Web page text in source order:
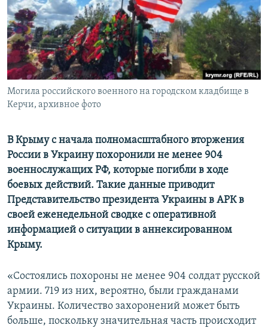
ПОБЕДИТЕЛЕЙ НЕ СУДЯТ?
КРЫМ.НЕПОКОРЕННЫЙ
ELIFBE
УКРАИНСКАЯ ПРОБЛЕМА КРЫМА
ПРИСОЕДИНЯЙТЕСЬ!
Все сайты RFE/RL
Могила российского военного на городском кладбище в
Керчи, архивное фото
В Крыму с начала полномасштабного вторжения
России в Украину похоронили не менее 904
военнослужащих РФ, которые погибли в ходе
боевых действий. Такие данные приводит
Представительство президента Украины в АРК в
своей еженедельной сводке с оперативной
информацией о ситуации в аннексированном
Крыму.
«Состоялись похороны не менее 904 солдат русской
армии. 719 из них, вероятно, были гражданами
Украины. Количество захоронений может быть
больше, поскольку значительная часть происходит